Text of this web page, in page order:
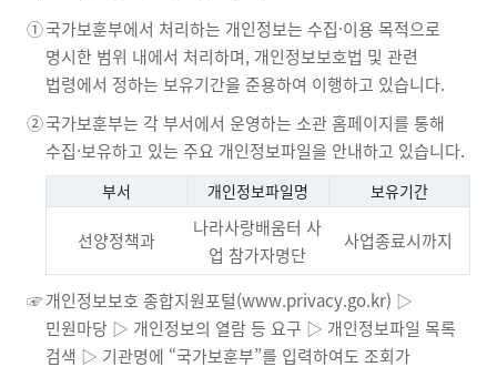
①국가보훈부에서 처리하는 개인정보는 수집·이용 목적으로
명시한 범위 내에서 처리하며, 개인정보보호법 및 관련
법령에서 정하는 보유기간을 준용하여 이행하고 있습니다.
②국가보훈부는 각 부서에서 운영하는 소관 홈페이지를 통해
수집·보유하고 있는 주요 개인정보파일을 안내하고 있습니다.
부서 개인정보파일명 보유기간
선양정책과
나라사랑배움터 사
업 참가자명단
사업종료시까지
☞개인정보보호 종합지원포털(www.privacy.go.kr) ▷
민원마당 ▷ 개인정보의 열람 등 요구 ▷ 개인정보파일 목록
검색 ▷ 기관명에 “국가보훈부”를 입력하여도 조회가